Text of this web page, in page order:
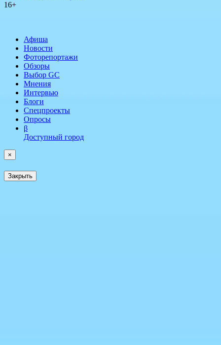
16+
Афиша
Новости
Фоторепортажи
Обзоры
Выбор GC
Мнения
Интервью
Блоги
Спецпроекты
Опросы
β
Доступный город
×
Закрыть